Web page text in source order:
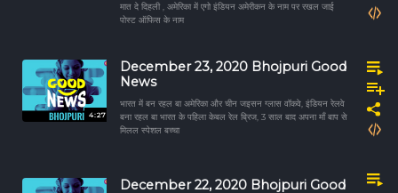
मात दे दिहली , अमेरिका में एगो इंडियन अमेरीकन के नाम पर रखल जाई
पोस्ट ऑफिस के नाम
4:27
December 23, 2020 Bhojpuri Good
News
भारत में बन रहल बा अमेरिका और चीन जइसन ग्लास वॉकवे, इंडियन रेलवे
बना रहल बा भारत के पहिला केबल रेल ब्रिज, 3 साल बाद अपना माँ बाप से
मिलल स्पेशल बच्चा
December 22, 2020 Bhojpuri Good